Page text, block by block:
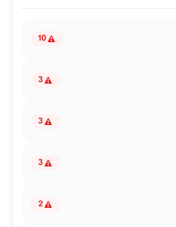
10
3
3
3
2